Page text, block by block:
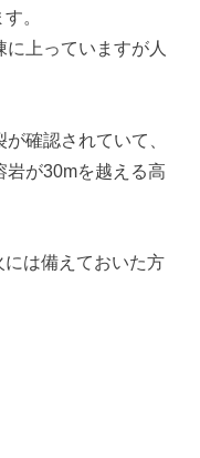
。
に上っていますが人
確認されていて、
岩が30mを越える高
は備えておいた方